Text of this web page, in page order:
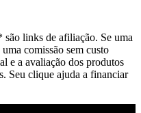
links de afiliação. Se uma
comissão sem custo
e a avaliação dos produtos
Seu clique ajuda a financiar